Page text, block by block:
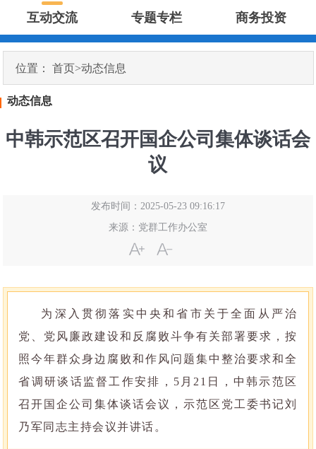
互动交流
专题专栏 商务投资
位置：首页>动态信息
动态信息
中韩示范区召开国企公司集体谈话会
议
发布时间：2025-05-23 09:16:17
来源： 党群工作办公室
为深入贯彻落实中央和省市关于全面从严治
党、党风廉政建设和反腐败斗争有关部署要求，按
照今年群众身边腐败和作风问题集中整治要求和全
省调研谈话监督工作安排，5月21日，中韩示范区
召开国企公司集体谈话会议，示范区党工委书记刘
乃军同志主持会议并讲话。